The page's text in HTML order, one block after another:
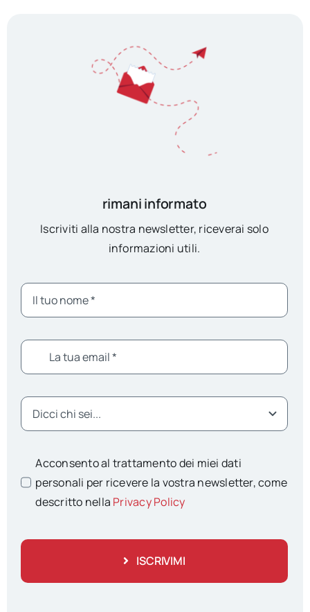
rimani informato
Iscriviti alla nostra newsletter, riceverai solo
informazioni utili.
Acconsento al trattamento dei miei dati
personali per ricevere la vostra newsletter, come
descritto nella Privacy Policy
ISCRIVIMI